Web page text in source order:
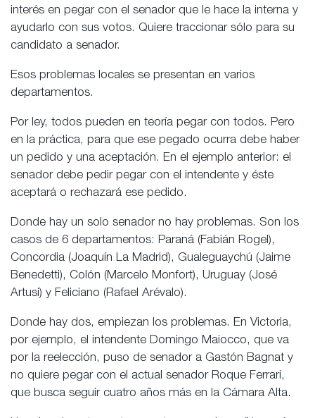
interés en pegar con el senador que le hace la interna y
ayudarlo con sus votos. Quiere traccionar sólo para su
candidato a senador.
Esos problemas locales se presentan en varios
departamentos.
Por ley, todos pueden en teoría pegar con todos. Pero
en la práctica, para que ese pegado ocurra debe haber
un pedido y una aceptación. En el ejemplo anterior: el
senador debe pedir pegar con el intendente y éste
aceptará o rechazará ese pedido.
Donde hay un solo senador no hay problemas. Son los
casos de 6 departamentos: Paraná (Fabián Rogel),
Concordia (Joaquín La Madrid), Gualeguaychú (Jaime
Benedetti), Colón (Marcelo Monfort), Uruguay (José
Artusi) y Feliciano (Rafael Arévalo).
Donde hay dos, empiezan los problemas. En Victoria,
por ejemplo, el intendente Domingo Maiocco, que va
por la reelección, puso de senador a Gastón Bagnat y
no quiere pegar con el actual senador Roque Ferrari,
que busca seguir cuatro años más en la Cámara Alta.